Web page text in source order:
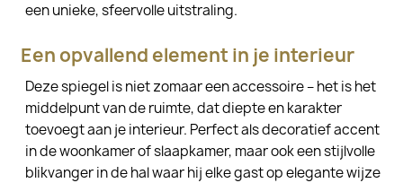
een unieke, sfeervolle uitstraling.
Een opvallend element in je interieur
Deze spiegel is niet zomaar een accessoire – het is het
middelpunt van de ruimte, dat diepte en karakter
toevoegt aan je interieur. Perfect als decoratief accent
in de woonkamer of slaapkamer, maar ook een stijlvolle
blikvanger in de hal waar hij elke gast op elegante wijze